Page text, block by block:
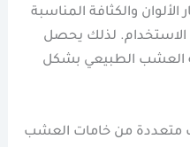
والكثافة المناسبة
لذلك يحصل
العشب الطبيعي بشكل
متعددة من خامات العشب